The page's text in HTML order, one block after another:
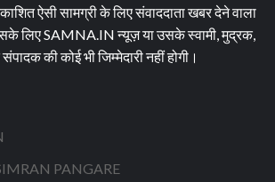
ऐसी सामग्री के लिए संवाददाता खबर देने वाला
इसके लिए SAMNA.IN न्यूज़ या उसके स्वामी, मुद्रक,
की कोई भी जिम्मेदारी नहीं होगी।
PANGARE